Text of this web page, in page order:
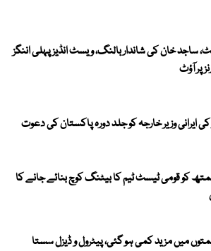
ساجد خان کی شاندار بالنگ، ویسٹ انڈیز پہلی اننگز
ایرانی وزیر خارجہ کو جلد دورہ پاکستان کی دعوت
کو قومی ٹیسٹ ٹیم کا بیٹنگ کوچ بنائے جانے کا
میں مزید کمی ہو گئی، پیٹرول و ڈیزل سستا